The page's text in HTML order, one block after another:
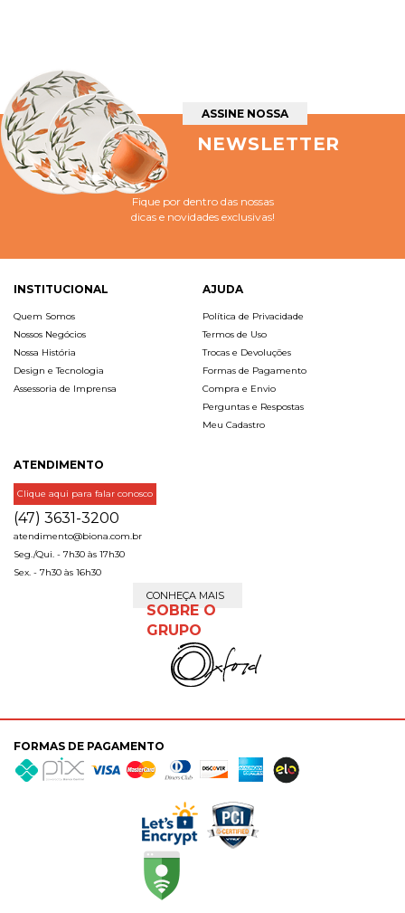
ASSINE NOSSA
NEWSLETTER
Fique por dentro das nossas
dicas e novidades exclusivas!
INSTITUCIONAL
Quem Somos
Nossos Negócios
Nossa História
Design e Tecnologia
Assessoria de Imprensa
AJUDA
Política de Privacidade
Termos de Uso
Trocas e Devoluções
Formas de Pagamento
Compra e Envio
Perguntas e Respostas
Meu Cadastro
ATENDIMENTO
Clique aqui para falar conosco
(47) 3631-3200
atendimento@biona.com.br
Seg./Qui. - 7h30 às 17h30
Sex. - 7h30 às 16h30
CONHEÇA MAIS
SOBRE O
GRUPO
FORMAS DE PAGAMENTO